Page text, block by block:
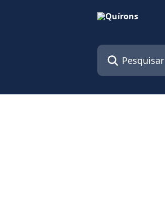
Pesquisar artigos...